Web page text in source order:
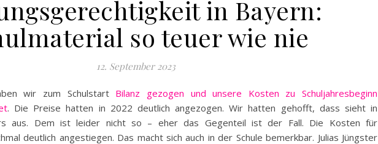
in Bayern:
so teuer wie nie
12. September 2023
wir zum Schulstart Bilanz gezogen und unsere Kosten zu Schuljahresbeginn
. Die Preise hatten in 2022 deutlich angezogen. Wir hatten gehofft, dass sieht in
aus. Dem ist leider nicht so – eher das Gegenteil ist der Fall. Die Kosten für
deutlich angestiegen. Das macht sich auch in der Schule bemerkbar. Julias Jüngster